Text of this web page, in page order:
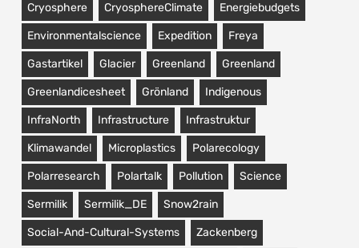
Cryosphere CryosphereClimate Energiebudgets
Environmentalscience Expedition Freya
Gastartikel Glacier Greenland Greenland
Greenlandicesheet Grönland Indigenous
InfraNorth Infrastructure Infrastruktur
Klimawandel Microplastics Polarecology
Polarresearch Polartalk Pollution Science
Sermilik Sermilik_DE Snow2rain
Social-And-Cultural-Systems Zackenberg